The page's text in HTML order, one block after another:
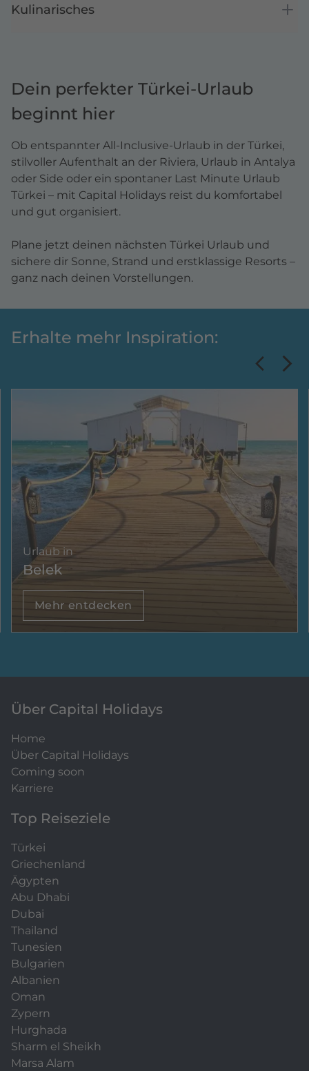
Kulinarisches
Dein perfekter Türkei-Urlaub
beginnt hier
Ob entspannter All-Inclusive-Urlaub in der Türkei,
stilvoller Aufenthalt an der Riviera, Urlaub in Antalya
oder Side oder ein spontaner Last Minute Urlaub
Türkei – mit Capital Holidays reist du komfortabel
und gut organisiert.
Plane jetzt deinen nächsten Türkei Urlaub und
sichere dir Sonne, Strand und erstklassige Resorts –
ganz nach deinen Vorstellungen.
Erhalte mehr Inspiration:
Urlaub in
Belek
Mehr entdecken
Über Capital Holidays
Home
Über Capital Holidays
Coming soon
Karriere
Top Reiseziele
Türkei
Griechenland
Ägypten
Abu Dhabi
Dubai
Thailand
Tunesien
Bulgarien
Albanien
Oman
Zypern
Hurghada
Sharm el Sheikh
Marsa Alam